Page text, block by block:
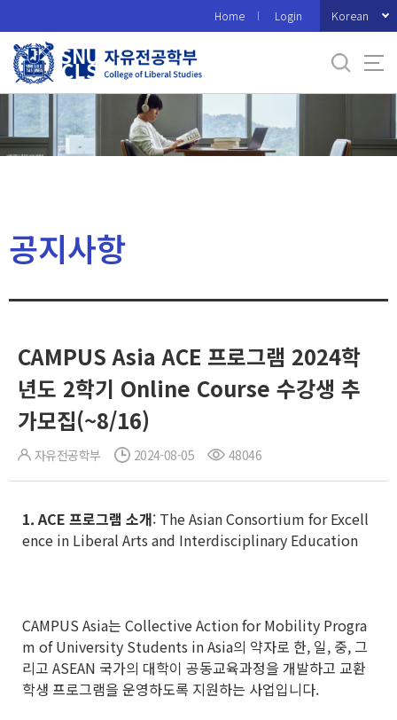
로
메
Home Login Korean
공지사항
CAMPUS Asia ACE 프로그램 2024학
년도 2학기 Online Course 수강생 추
가모집(~8/16)
자유전공학부 2024-08-05 48046
1. ACE 프로그램 소개: The Asian Consortium for Excell
ence in Liberal Arts and Interdisciplinary Education
CAMPUS Asia는 Collective Action for Mobility Progra
m of University Students in Asia의 약자로 한, 일, 중, 그
리고 ASEAN 국가의 대학이 공동교육과정을 개발하고 교환
학생 프로그램을 운영하도록 지원하는 사업입니다.